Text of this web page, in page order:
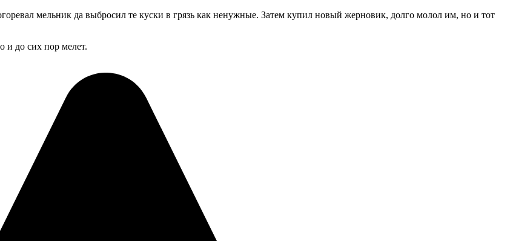
мельник да выбросил те куски в грязь как ненужные. Затем купил новый жерновик, долго молол им, но и тот
и до сих пор мелет.